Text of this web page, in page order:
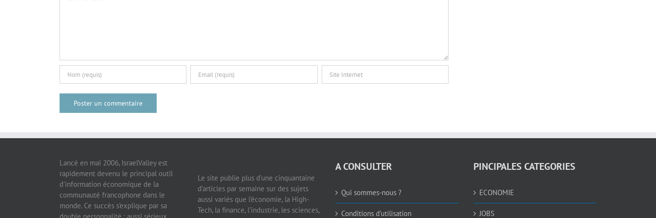
Lancé en mai 2006, IsraelValley est
rapidement devenu le principal outil
d’information économique de la
communauté francophone dans le
monde. Ce succès s’explique par sa
Le site publie plus d’une cinquantaine
d’articles par semaine sur des sujets
aussi variés que l’économie, la High-
Tech, la finance, l’industrie, les sciences,
A CONSULTER
Qui sommes-nous ?
Conditions d’utilisation
PINCIPALES CATEGORIES
ECONOMIE
JOBS